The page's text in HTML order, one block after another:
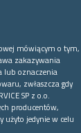
mówiącym o tym,
zakazywania
lub oznaczenia
zwłaszcza gdy
SP z o.o.
producentów,
użyto jedynie w celu